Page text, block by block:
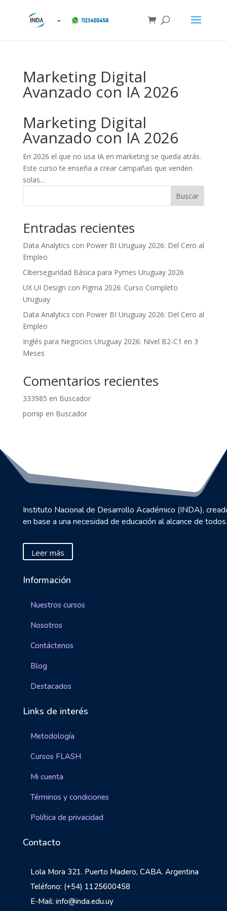
Marketing Digital
Avanzado con IA 2026
Marketing Digital
Avanzado con IA 2026
En 2026 el que no usa IA en marketing se queda atrás.
Este curso te enseña a crear campañas que venden
solas…
Buscar
Entradas recientes
Data Analytics con Power BI Uruguay 2026: Del Cero al
Empleo
Ciberseguridad Básica para Pymes Uruguay 2026
UX UI Design con Figma 2026: Curso Completo
Uruguay
Data Analytics con Power BI Uruguay 2026: Del Cero al
Empleo
Inglés para Negocios Uruguay 2026: Nivel B2-C1 en 3
Meses
Comentarios recientes
333985 en Buscador
pornip en Buscador
Instituto Nacional de Desarrollo Académico (INDA),
en base a una necesidad de educación al alcance de todos.
Leer más
Información
Nuestros cursos
Nosotros
Contáctenos
Blog
Destacados
Links de interés
Metodología
Cursos FLASH
Mi cuenta
Términos y condiciones
Política de privacidad
Contacto
Lola Mora 321. Puerto Madero, CABA. Argentina
Teléfono: (+54) 1125600458
E-Mail: info@inda.edu.uy